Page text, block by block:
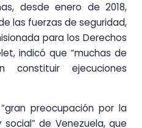
desde enero de 2018,
las fuerzas de seguridad,
para los Derechos
indicó que “muchas de
constituir ejecuciones
preocupación por la
de Venezuela, que